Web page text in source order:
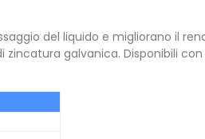
del liquido e migliorano il
galvanica. Disponibili